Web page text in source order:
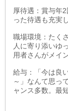
厚待遇：賞与年
った待遇も充実
職場環境：たく
人に寄り添いゆ
用者さんがメイ
給与：「今は良
～」なんて思っ
ャンス多数。最